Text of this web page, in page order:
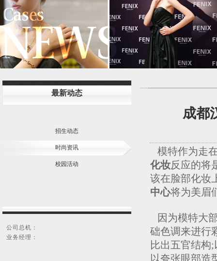
最新动态
招生动态
时尚资讯
校园活动
公司总机：
业务经理：
成都
模特作为走
化妆反应的将
该在脸部化妆
中心将为美眉
因为模特大
础色调来进行
比出五官结构
以夸张眼部造